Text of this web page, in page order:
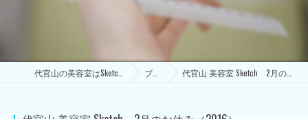
ブログ 代官山 美容室 Sketch 2月のお休み（2016）